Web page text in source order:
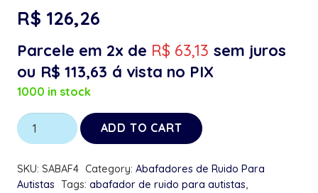
R$ 126,26
Parcele em 2x de R$ 63,13 sem juros
ou R$ 113,63 á vista no PIX
1000 in stock
Abafador
de
Ruido
Cinza
ADD TO CART
SKU: SABAF4 Category: Abafadores de Ruido Para
Autistas Tags: abafador de ruido para autistas,